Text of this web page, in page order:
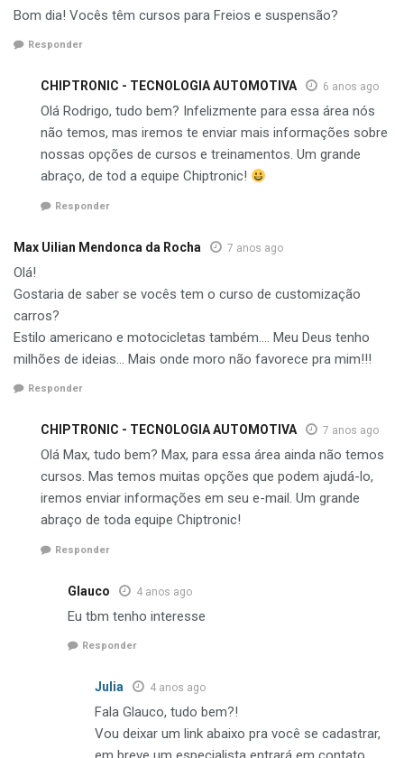
Bom dia! Vocês têm cursos para Freios e suspensão?
Responder
CHIPTRONIC - TECNOLOGIA AUTOMOTIVA 6 anos ago
Olá Rodrigo, tudo bem? Infelizmente para essa área nós
não temos, mas iremos te enviar mais informações sobre
nossas opções de cursos e treinamentos. Um grande
abraço, de tod a equipe Chiptronic!
Responder
Max Uilian Mendonca da Rocha 7 anos ago
Olá!
Gostaria de saber se vocês tem o curso de customização
carros?
Estilo americano e motocicletas também…. Meu Deus tenho
milhões de ideias… Mais onde moro não favorece pra mim!!!
Responder
CHIPTRONIC - TECNOLOGIA AUTOMOTIVA 7 anos ago
Olá Max, tudo bem? Max, para essa área ainda não temos
cursos. Mas temos muitas opções que podem ajudá-lo,
iremos enviar informações em seu e-mail. Um grande
abraço de toda equipe Chiptronic!
Responder
Glauco 4 anos ago
Eu tbm tenho interesse
Responder
Julia 4 anos ago
Fala Glauco, tudo bem?!
Vou deixar um link abaixo pra você se cadastrar,